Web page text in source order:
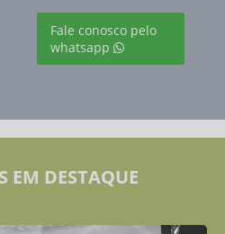
Fale conosco pelo
whatsapp
EM DESTAQUE